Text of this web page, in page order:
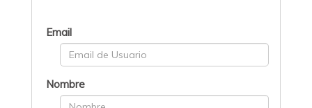
Email
Nombre